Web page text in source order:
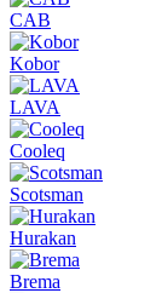
CAB
Kobor
LAVA
Cooleq
Scotsman
Hurakan
Brema